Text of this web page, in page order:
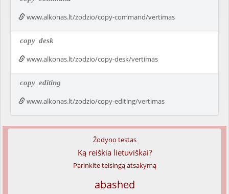
www.alkonas.lt/zodzio/copy-command/vertimas
copy desk
www.alkonas.lt/zodzio/copy-desk/vertimas
copy editing
www.alkonas.lt/zodzio/copy-editing/vertimas
Žodyno testas
Ką reiškia lietuviškai?
Parinkite teisingą atsakymą
abashed